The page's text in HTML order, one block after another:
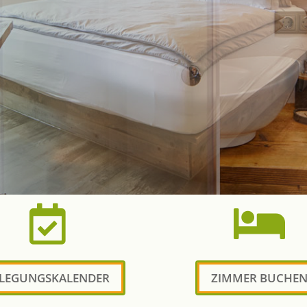
 
ZIMMER